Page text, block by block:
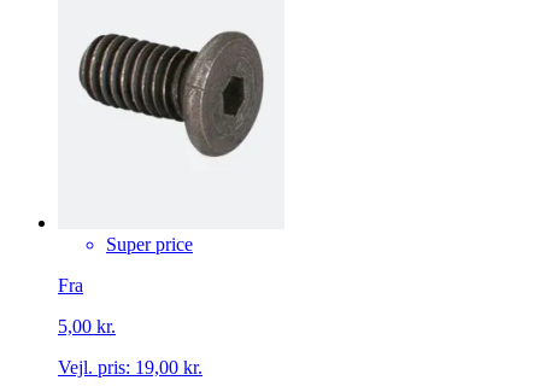
Super price
Fra
5,00 kr.
Vejl. pris: 19,00 kr.